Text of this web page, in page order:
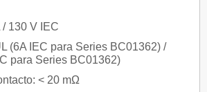
130 V IEC
(6A IEC para Series BC01362) /
para Series BC01362)
< 20 mΩ